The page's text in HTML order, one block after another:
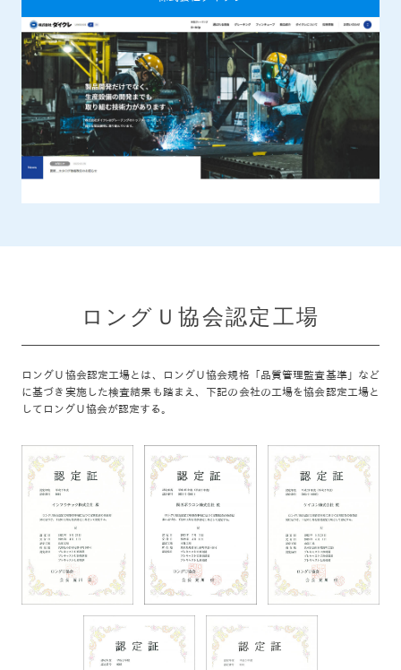
ロングＵ協会認定工場
ロングＵ協会認定工場とは、ロングＵ協会規格「品質管理監査基準」など
に基づき実施した検査結果も踏まえ、下記の会社の工場を協会認定工場と
してロングＵ協会が認定する。